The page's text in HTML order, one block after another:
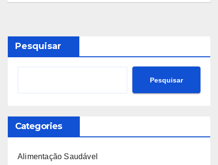
Pesquisar
Pesquisar
Categories
Alimentação Saudável